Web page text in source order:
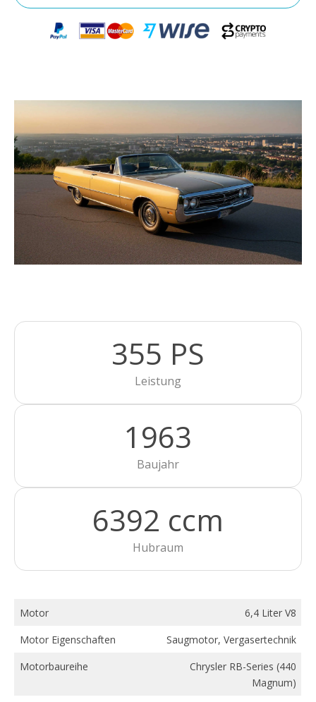
355 PS
Leistung
1963
Baujahr
6392 ccm
Hubraum
Motor
6,4 Liter V8
Motor Eigenschaften
Saugmotor, Vergasertechnik
Motorbaureihe
Chrysler RB-Series (440
Magnum)